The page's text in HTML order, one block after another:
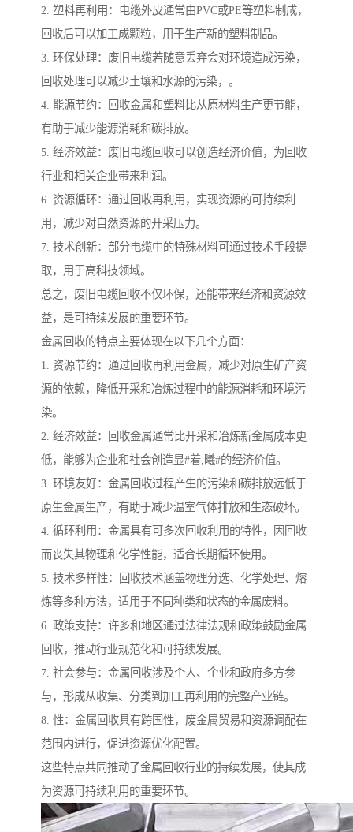
2. 塑料再利用：电缆外皮通常由PVC或PE等塑料制成，
回收后可以加工成颗粒，用于生产新的塑料制品。
3. 环保处理：废旧电缆若随意丢弃会对环境造成污染，
回收处理可以减少土壤和水源的污染，。
4. 能源节约：回收金属和塑料比从原材料生产更节能，
有助于减少能源消耗和碳排放。
5. 经济效益：废旧电缆回收可以创造经济价值，为回收
行业和相关企业带来利润。
6. 资源循环：通过回收再利用，实现资源的可持续利
用，减少对自然资源的开采压力。
7. 技术创新：部分电缆中的特殊材料可通过技术手段提
取，用于高科技领域。
总之，废旧电缆回收不仅环保，还能带来经济和资源效
益，是可持续发展的重要环节。
金属回收的特点主要体现在以下几个方面：
1. 资源节约：通过回收再利用金属，减少对原生矿产资
源的依赖，降低开采和冶炼过程中的能源消耗和环境污
染。
2. 经济效益：回收金属通常比开采和冶炼新金属成本更
低，能够为企业和社会创造显#着,曦#的经济价值。
3. 环境友好：金属回收过程产生的污染和碳排放远低于
原生金属生产，有助于减少温室气体排放和生态破坏。
4. 循环利用：金属具有可多次回收利用的特性，因回收
而丧失其物理和化学性能，适合长期循环使用。
5. 技术多样性：回收技术涵盖物理分选、化学处理、熔
炼等多种方法，适用于不同种类和状态的金属废料。
6. 政策支持：许多和地区通过法律法规和政策鼓励金属
回收，推动行业规范化和可持续发展。
7. 社会参与：金属回收涉及个人、企业和政府多方参
与，形成从收集、分类到加工再利用的完整产业链。
8. 性：金属回收具有跨国性，废金属贸易和资源调配在
范围内进行，促进资源优化配置。
这些特点共同推动了金属回收行业的持续发展，使其成
为资源可持续利用的重要环节。